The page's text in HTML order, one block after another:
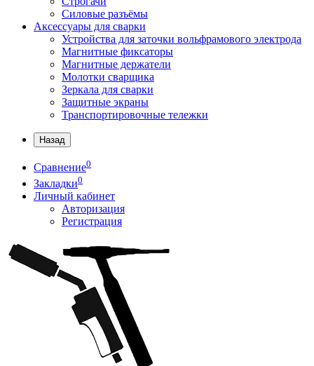
Силовые разъёмы
Аксессуары для сварки
Устройства для заточки вольфрамового электрода
Магнитные фиксаторы
Магнитные держатели
Молотки сварщика
Зеркала для сварки
Защитные экраны
Транспортировочные тележки
Назад
Сравнение0
Закладки0
Личный кабинет
Авторизация
Регистрация